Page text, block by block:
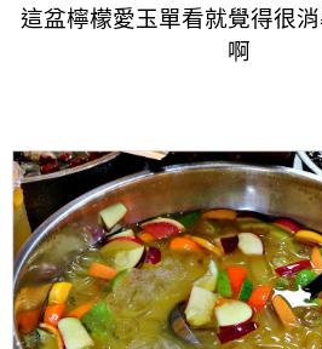
這盆檸檬愛玉單看就覺得很
啊